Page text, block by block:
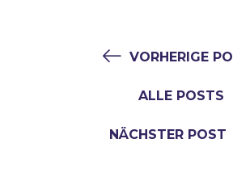
VORHERIGE
ALLE POSTS
NÄCHSTER POST